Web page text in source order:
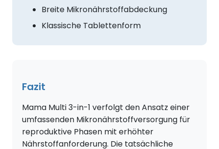
Breite Mikronährstoffabdeckung
Klassische Tablettenform
Fazit
Mama Multi 3-in-1 verfolgt den Ansatz einer
umfassenden Mikronährstoffversorgung für
reproduktive Phasen mit erhöhter
Nährstoffanforderung. Die tatsächliche